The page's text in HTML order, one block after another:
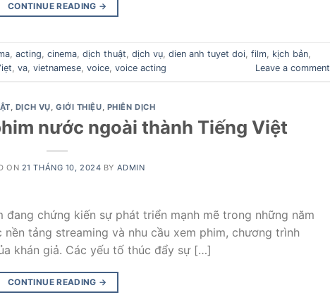
CONTINUE READING →
, acting, cinema, dịch thuật, dịch vụ, dien anh tuyet doi, film, kịch bản,
, va, vietnamese, voice, voice acting Leave a comment
, DỊCH VỤ, GIỚI THIỆU, PHIÊN DỊCH
nước ngoài thành Tiếng Việt
ON 21 THÁNG 10, 2024 BY ADMIN
chứng kiến sự phát triển mạnh mẽ trong những năm
tảng streaming và nhu cầu xem phim, chương trình
khán giả. Các yếu tố thúc đẩy sự […]
CONTINUE READING →